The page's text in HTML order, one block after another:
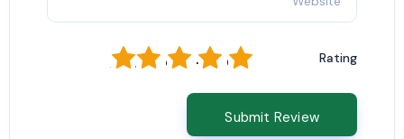
Rating
5
4
3
2
1